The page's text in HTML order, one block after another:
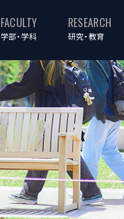
FACULTY
学部・学科
RESEARCH
研究・教育